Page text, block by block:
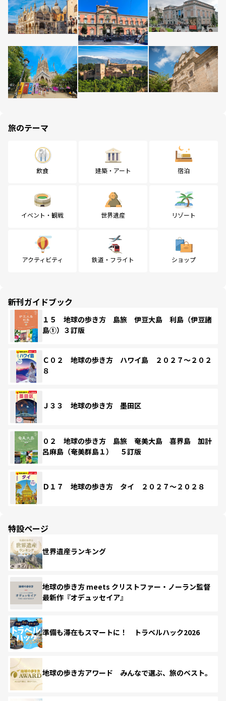
旅のテーマ
飲食 建築・アート 宿泊
イベント・観戦 世界遺産 リゾート
アクティビティ 鉄道・フライト ショップ
新刊ガイドブック
１５ 地球の歩き方 島旅 伊豆大島 利島（伊豆諸
島①）３訂版
Ｃ０２ 地球の歩き方 ハワイ島 ２０２７～２０２
８
Ｊ３３ 地球の歩き方 墨田区
０２ 地球の歩き方 島旅 奄美大島 喜界島 加計
呂麻島（奄美群島１） ５訂版
Ｄ１７ 地球の歩き方 タイ ２０２７～２０２８
特設ページ
世界遺産ランキング
地球の歩き方 meets クリストファー・ノーラン監督
最新作『オデュッセイア』
準備も滞在もスマートに！ トラベルハック2026
地球の歩き方アワード みんなで選ぶ、旅のベスト。